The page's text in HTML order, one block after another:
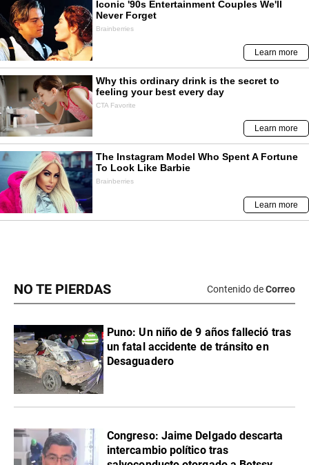
NO TE PIERDAS Contenido deCorreo
Puno: Un niño de 9 años falleció tras
un fatal accidente de tránsito en
Desaguadero
Congreso: Jaime Delgado descarta
intercambio político tras